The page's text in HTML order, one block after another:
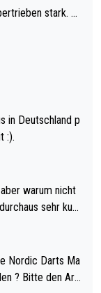
stark. U
in Deutschland p
:).
warum nicht
des Weltmei
? Bitte den Arti